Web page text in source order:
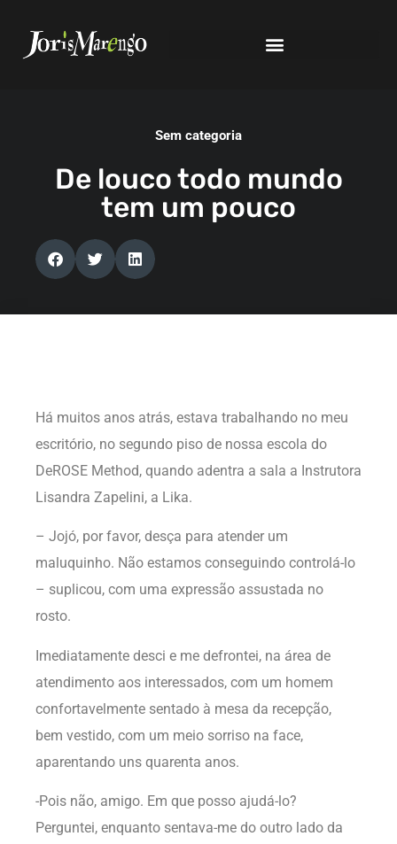
Sem categoria
De louco todo mundo
tem um pouco
Há muitos anos atrás, estava trabalhando no meu
escritório, no segundo piso de nossa escola do
DeROSE Method, quando adentra a sala a Instrutora
Lisandra Zapelini, a Lika.
– Jojó, por favor, desça para atender um
maluquinho. Não estamos conseguindo controlá-lo
– suplicou, com uma expressão assustada no
rosto.
Imediatamente desci e me defrontei, na área de
atendimento aos interessados, com um homem
confortavelmente sentado à mesa da recepção,
bem vestido, com um meio sorriso na face,
aparentando uns quarenta anos.
-Pois não, amigo. Em que posso ajudá-lo?
Perguntei, enquanto sentava-me do outro lado da